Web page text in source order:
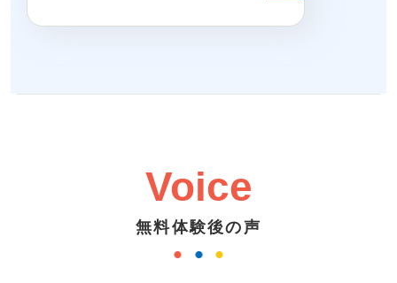
Voice
無料体験後の声